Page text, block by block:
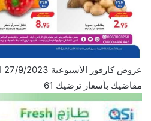
مقاضيك بأسعار ترضيك 61